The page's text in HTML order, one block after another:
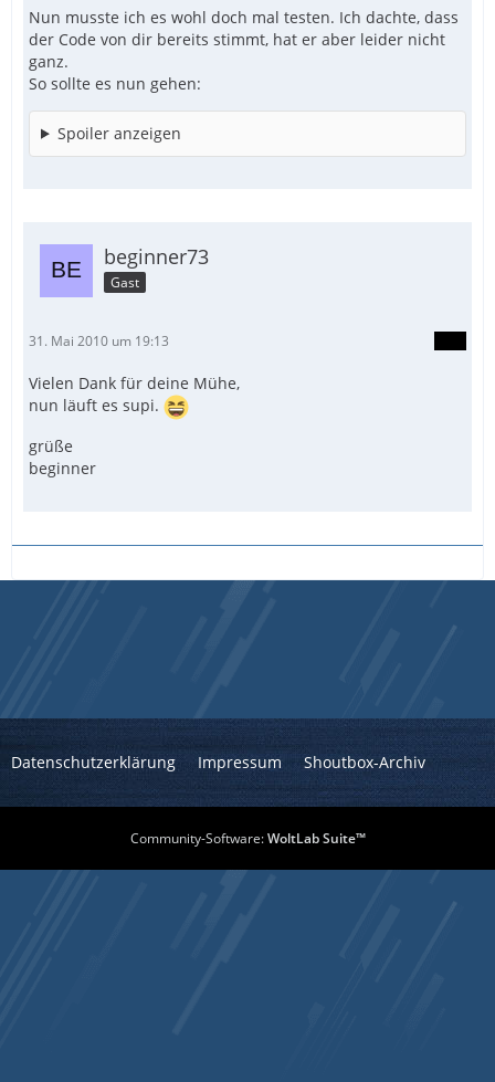
Nun musste ich es wohl doch mal testen. Ich dachte, dass
der Code von dir bereits stimmt, hat er aber leider nicht
ganz.
So sollte es nun gehen:
Spoiler anzeigen
beginner73
Gast
31. Mai 2010 um 19:13
Vielen Dank für deine Mühe,
nun läuft es supi.
grüße
beginner
Datenschutzerklärung Impressum Shoutbox-Archiv
Community-Software:WoltLab Suite™